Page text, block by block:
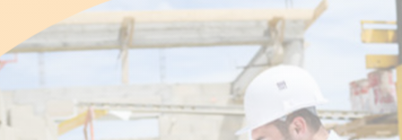
Profitez d’une meilleure luminosité
Gagnez en sécurité
Rénover votre copropriété
Rénover votre maison